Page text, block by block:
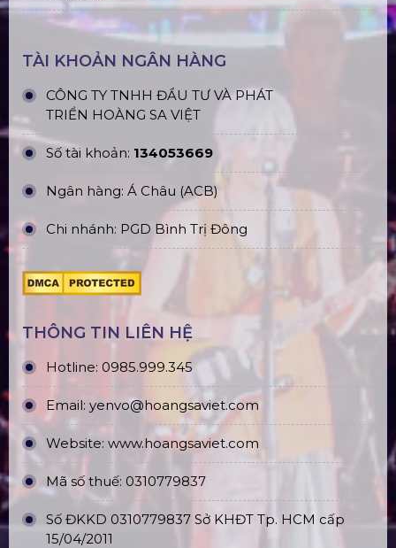
TÀI KHOẢN NGÂN HÀNG
CÔNG TY TNHH ĐẦU TƯ VÀ PHÁT
TRIỂN HOÀNG SA VIỆT
Số tài khoản: 134053669
Ngân hàng: Á Châu (ACB)
Chi nhánh: PGD Bình Trị Đông
THÔNG TIN LIÊN HỆ
Hotline: 0985.999.345
Email: yenvo@hoangsaviet.com
Website: www.hoangsaviet.com
Mã số thuế: 0310779837
Số ĐKKD 0310779837 Sở KHĐT Tp. HCM cấp
15/04/2011